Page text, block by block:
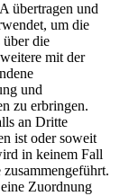
übertragen und
um die
über die
mit der
und
zu erbringen.
an Dritte
ist oder soweit
in keinem Fall
Zuordnung